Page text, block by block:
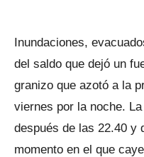
Inundaciones,
del saldo que dejó un
granizo que azotó a la
viernes por la noche.
después de las 22.40 y
momento en el que